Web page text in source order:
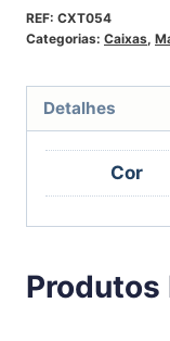
REF: CXT054
Categorias: Caixas,
Detalhes
Cor
Produtos